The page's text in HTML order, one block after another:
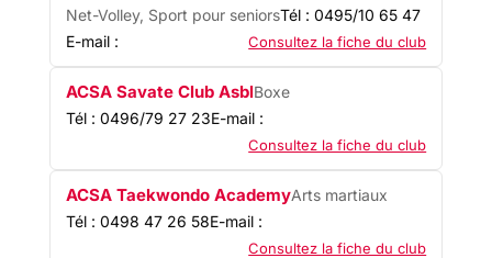
Net-Volley, Sport pour seniorsTél : 0495/10 65 47
E-mail :
Consultez la fiche du club
ACSA Savate Club AsblBoxe
Tél : 0496/79 27 23E-mail :
Consultez la fiche du club
ACSA Taekwondo AcademyArts martiaux
Tél : 0498 47 26 58E-mail :
Consultez la fiche du club